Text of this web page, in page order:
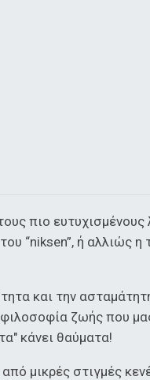
πιο
“niksen”, ή αλλιώς η
και την
ζωής που
κάνει θαύματα!
μικρές στιγμές